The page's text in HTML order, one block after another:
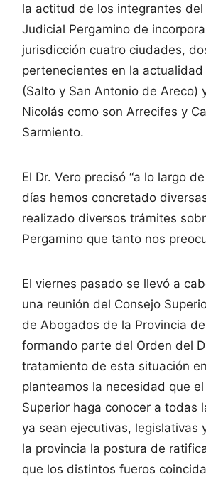
la actitud de los integrantes
Judicial Pergamino de
jurisdicción cuatro ciudades,
pertenecientes en la
(Salto y San Antonio de Areco)
Nicolás como son Arrecifes y
Sarmiento.
El Dr. Vero precisó “a lo largo
días hemos concretado
realizado diversos trámites
Pergamino que tanto nos
El viernes pasado se llevó a
una reunión del Consejo
de Abogados de la Provincia
formando parte del Orden del
tratamiento de esta situación
planteamos la necesidad que
Superior haga conocer a todas
ya sean ejecutivas, legislativas
la provincia la postura de
que los distintos fueros